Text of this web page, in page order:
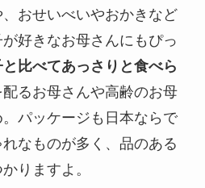
おせいべいやおかきなど
好きなお母さんにもぴっ
比べてあっさりと食べら
るお母さんや高齢のお母
パッケージも日本ならで
なものが多く、品のある
りますよ。